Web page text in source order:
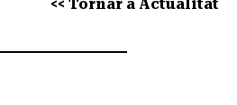
<< Tornar a Actualitat